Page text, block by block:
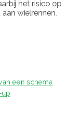
het risico op
wielrennen,
een schema